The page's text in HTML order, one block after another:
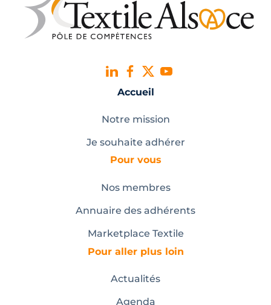
Accueil
Notre mission
Je souhaite adhérer
Pour vous
Nos membres
Annuaire des adhérents
Marketplace Textile
Pour aller plus loin
Actualités
Agenda